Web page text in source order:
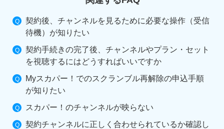
契約後、チャンネルを見るために必要な操作（受信
待機）が知りたい
契約手続きの完了後、チャンネルやプラン・セット
を視聴するにはどうすればいいですか
Myスカパー！でのスクランブル再解除の申込手順
が知りたい
スカパー！のチャンネルが映らない
契約チャンネルに正しく合わせられているか確認し